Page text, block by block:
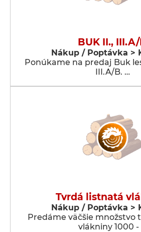
BUK II.,
Nákup / Poptávka >
Ponúkame na predaj Buk
III.A/B. …
Tvrdá listnatá
Nákup / Poptávka >
Predáme väčšie množstvo
vlákniny 1000 -